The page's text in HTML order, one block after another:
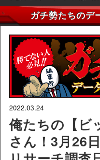
ガチ勢たちのデ
2022.03.24
俺たちの【ビ
さん！3月26